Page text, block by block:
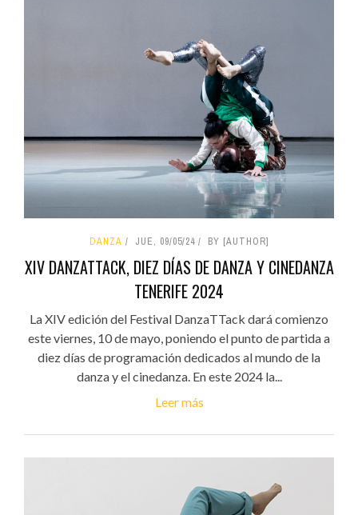
DANZA JUE, 09/05/24 BY [AUTHOR]
XIV DANZATTACK, DIEZ DÍAS DE DANZA Y CINEDANZA
TENERIFE 2024
La XIV edición del Festival DanzaTTack dará comienzo
este viernes, 10 de mayo, poniendo el punto de partida a
diez días de programación dedicados al mundo de la
danza y el cinedanza. En este 2024 la...
Leer más